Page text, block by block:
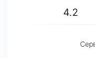
4.2